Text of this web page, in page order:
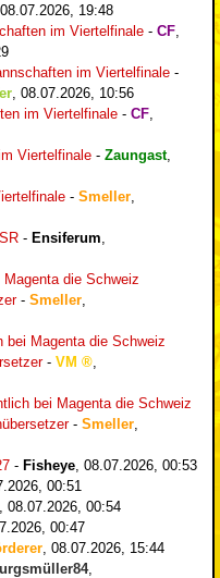
08.07.2026, 19:48
im Viertelfinale - CF
im Viertelfinale -
08.07.2026, 10:56
im Viertelfinale - CF
Viertelfinale - Zaungast,
- Smeller
- Ensiferum
die Schweiz
- Smeller
bei Magenta die Schweiz
- VM
bei Magenta die Schweiz
- Smeller
- Fisheye 08.07.2026, 00:53
00:51
08.07.2026, 00:54
00:47
08.07.2026, 15:44
,